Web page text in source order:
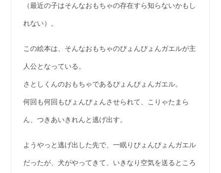
（最近の子はそんなおもちゃの存在すら知らないかもし
れない）。
この絵本は、そんなおもちゃのぴょんぴょんガエルが主
人公となっている。
さとしくんのおもちゃであるぴょんぴょんガエル。
何回も何回もぴょんぴょんさせられて、こりゃたまら
ん、つきあいきれんと逃げ出す。
ようやっと逃げ出した先で、一眠りぴょんぴょんガエル
だったが、犬がやってきて、いきなり空気を送るところ